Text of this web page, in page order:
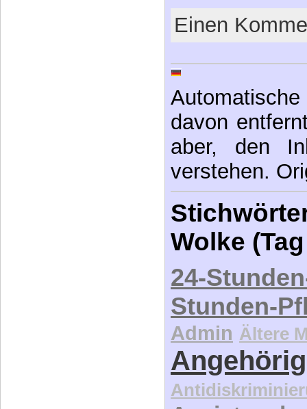
Einen
davon
aber, den
verstehen.
Wolke
24-
Stunden-
Admin Ältere